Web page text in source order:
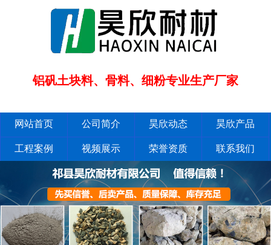
铝矾土块料、骨料、细粉专业生产厂家
网站首页 公司简介 昊欣动态 昊欣产品
工程案例 视频展示 荣誉资质 联系我们